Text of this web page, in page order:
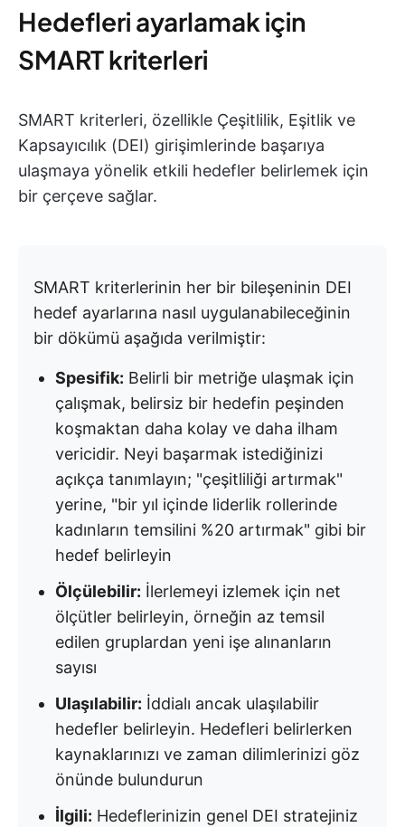
Hedefleri ayarlamak için
SMART kriterleri
SMART kriterleri, özellikle Çeşitlilik, Eşitlik ve
Kapsayıcılık (DEI) girişimlerinde başarıya
ulaşmaya yönelik etkili hedefler belirlemek için
bir çerçeve sağlar.
SMART kriterlerinin her bir bileşeninin DEI
hedef ayarlarına nasıl uygulanabileceğinin
bir dökümü aşağıda verilmiştir:
Spesifik: Belirli bir metriğe ulaşmak için
çalışmak, belirsiz bir hedefin peşinden
koşmaktan daha kolay ve daha ilham
vericidir. Neyi başarmak istediğinizi
açıkça tanımlayın; "çeşitliliği artırmak"
yerine, "bir yıl içinde liderlik rollerinde
kadınların temsilini %20 artırmak" gibi bir
hedef belirleyin
Ölçülebilir: İlerlemeyi izlemek için net
ölçütler belirleyin, örneğin az temsil
edilen gruplardan yeni işe alınanların
sayısı
Ulaşılabilir: İddialı ancak ulaşılabilir
hedefler belirleyin. Hedefleri belirlerken
kaynaklarınızı ve zaman dilimlerinizi göz
önünde bulundurun
İlgili: Hedeflerinizin genel DEI stratejiniz